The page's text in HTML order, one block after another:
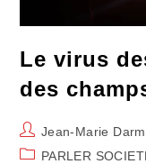
Le virus
des
Auteur/autrice
de
Jean-Marie
PostPARLER